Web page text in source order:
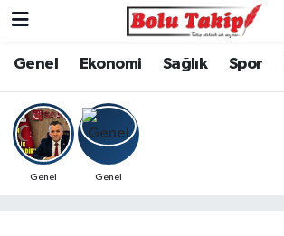
Genel Ekonomi Sağlık Spor
Genel Genel